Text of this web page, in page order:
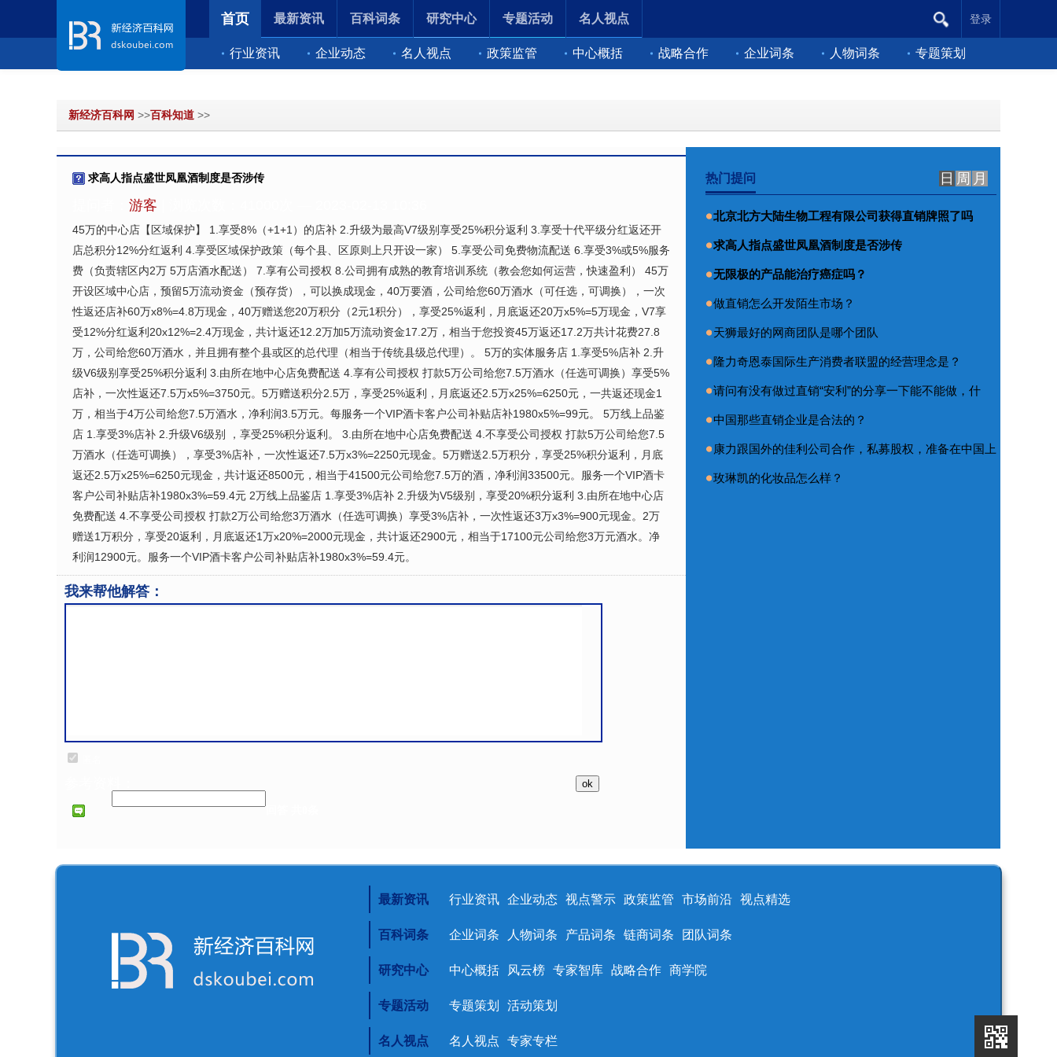
首页
行业资讯 企业动态 名人视点 政策监管 中心概括 战略合作 企业词条 人物词条 专题策划
最新资讯 百科词条 研究中心 专题活动 名人视点 登录
新经济百科网 >>百科知道 >>
求高人指点盛世凤凰酒制度是否涉传
游客
45万的中心店【区域保护】 1.享受8%（+1+1）的店补 2.升级为最高V7级别享受25%积分返利 3.享受十代平级分红返还开
店总积分12%分红返利 4.享受区域保护政策（每个县、区原则上只开设一家） 5.享受公司免费物流配送 6.享受3%或5%服务
费（负责辖区内2万 5万店酒水配送） 7.享有公司授权 8.公司拥有成熟的教育培训系统（教会您如何运营，快速盈利） 45万
开设区域中心店，预留5万流动资金（预存货），可以换成现金，40万要酒，公司给您60万酒水（可任选，可调换），一次
性返还店补60万x8%=4.8万现金，40万赠送您20万积分（2元1积分），享受25%返利，月底返还20万x5%=5万现金，V7享
受12%分红返利20x12%=2.4万现金，共计返还12.2万加5万流动资金17.2万，相当于您投资45万返还17.2万共计花费27.8
万，公司给您60万酒水，并且拥有整个县或区的总代理（相当于传统县级总代理）。 5万的实体服务店 1.享受5%店补 2.升
级V6级别享受25%积分返利 3.由所在地中心店免费配送 4.享有公司授权 打款5万公司给您7.5万酒水（任选可调换）享受5%
店补，一次性返还7.5万x5%=3750元。5万赠送积分2.5万，享受25%返利，月底返还2.5万x25%=6250元，一共返还现金1
万，相当于4万公司给您7.5万酒水，净利润3.5万元。每服务一个VIP酒卡客户公司补贴店补1980x5%=99元。 5万线上品鉴
店 1.享受3%店补 2.升级V6级别 ，享受25%积分返利。 3.由所在地中心店免费配送 4.不享受公司授权 打款5万公司给您7.5
万酒水（任选可调换），享受3%店补，一次性返还7.5万x3%=2250元现金。5万赠送2.5万积分，享受25%积分返利，月底
返还2.5万x25%=6250元现金，共计返还8500元，相当于41500元公司给您7.5万的酒，净利润33500元。服务一个VIP酒卡
客户公司补贴店补1980x3%=59.4元 2万线上品鉴店 1.享受3%店补 2.升级为V5级别，享受20%积分返利 3.由所在地中心店
免费配送 4.不享受公司授权 打款2万公司给您3万酒水（任选可调换）享受3%店补，一次性返还3万x3%=900元现金。2万
赠送1万积分，享受20返利，月底返还1万x20%=2000元现金，共计返还2900元，相当于17100元公司给您3万元酒水。净
利润12900元。服务一个VIP酒卡客户公司补贴店补1980x3%=59.4元。
我来帮他解答：
热门提问 日 周 月
北京北方大陆生物工程有限公司获得直销牌照了吗
求高人指点盛世凤凰酒制度是否涉传
无限极的产品能治疗癌症吗？
做直销怎么开发陌生市场？
天狮最好的网商团队是哪个团队
隆力奇恩泰国际生产消费者联盟的经营理念是？
请问有没有做过直销“安利”的分享一下能不能做，什
中国那些直销企业是合法的？
康力跟国外的佳利公司合作，私募股权，准备在中国上
玫琳凯的化妆品怎么样？
最新资讯 行业资讯 企业动态 视点警示 政策监管 市场前沿 视点精选
百科词条 企业词条 人物词条 产品词条 链商词条 团队词条
研究中心 中心概括 风云榜 专家智库 战略合作 商学院
专题活动 专题策划 活动策划
名人视点 名人视点 专家专栏